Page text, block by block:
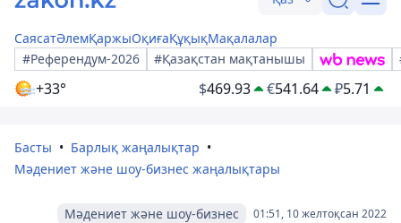
СаясатӘлемҚаржыОқиғаҚұқықМақалалар
#Референдум-2026
#Қазақстан мақтанышы
+33° $469.93 €541.64 ₽5.71
Басты
Барлық жаңалықтар
Мәдениет және шоу-бизнес жаңалықтары
01:51, 10 желтоқсан 2022
Мәдениет және шоу-бизнес